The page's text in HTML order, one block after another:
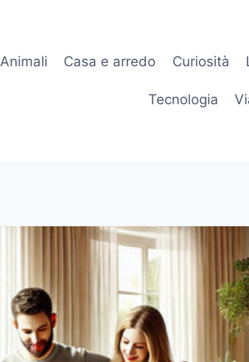
Animali Casa e arredo Curiosità
Tecnologia